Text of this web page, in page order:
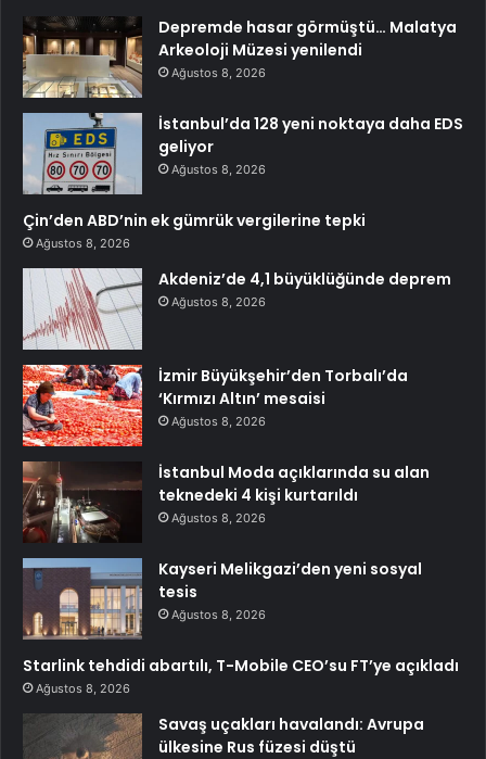
Depremde hasar görmüştü… Malatya
Arkeoloji Müzesi yenilendi
Ağustos 8, 2026
İstanbul’da 128 yeni noktaya daha EDS
geliyor
Ağustos 8, 2026
Çin’den ABD’nin ek gümrük vergilerine tepki
Ağustos 8, 2026
Akdeniz’de 4,1 büyüklüğünde deprem
Ağustos 8, 2026
İzmir Büyükşehir’den Torbalı’da
‘Kırmızı Altın’ mesaisi
Ağustos 8, 2026
İstanbul Moda açıklarında su alan
teknedeki 4 kişi kurtarıldı
Ağustos 8, 2026
Kayseri Melikgazi’den yeni sosyal
tesis
Ağustos 8, 2026
Starlink tehdidi abartılı, T-Mobile CEO’su FT’ye açıkladı
Ağustos 8, 2026
Savaş uçakları havalandı: Avrupa
ülkesine Rus füzesi düştü